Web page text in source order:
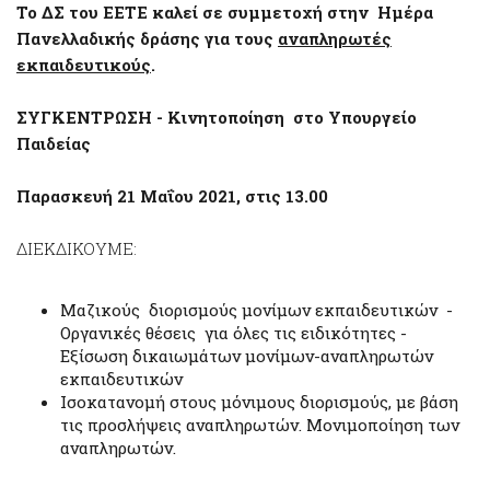
Το ΔΣ του ΕΕΤΕ καλεί σε συμμετοχή στην Ημέρα
Πανελλαδικής δράσης για τους αναπληρωτές
εκπαιδευτικούς.
ΣΥΓΚΕΝΤΡΩΣΗ - Κινητοποίηση στο Υπουργείο
Παιδείας
Παρασκευή 21 Μαΐου 2021, στις 13.00
ΔΙΕΚΔΙΚΟΥΜΕ:
Μαζικούς διορισμούς μονίμων εκπαιδευτικών -
Οργανικές θέσεις για όλες τις ειδικότητες -
Εξίσωση δικαιωμάτων μονίμων-αναπληρωτών
εκπαιδευτικών
Ισοκατανομή στους μόνιμους διορισμούς, με βάση
τις προσλήψεις αναπληρωτών. Μονιμοποίηση των
αναπληρωτών.